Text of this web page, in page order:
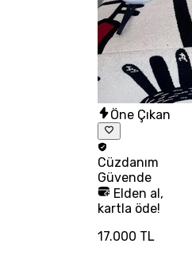
Öne Çıkan
Cüzdanım
Güvende
Elden al,
kartla öde!
17.000 TL